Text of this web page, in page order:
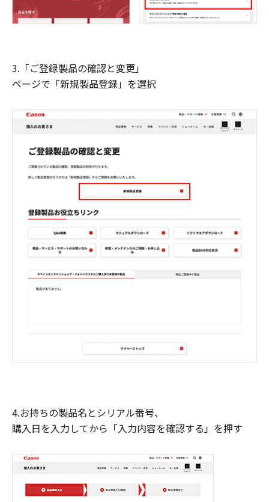
3.「ご登録製品の確認と変更」
ページで「新規製品登録」を選択
4.お持ちの製品名とシリアル番号、
購入日を入力してから「入力内容を確認する」を押す